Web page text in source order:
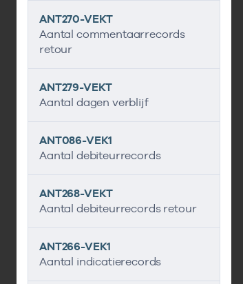
ANT270-VEKT
Aantal commentaarrecords
retour
ANT279-VEKT
Aantal dagen verblijf
ANT086-VEK1
Aantal debiteurrecords
ANT268-VEKT
Aantal debiteurrecords retour
ANT266-VEK1
Aantal indicatierecords